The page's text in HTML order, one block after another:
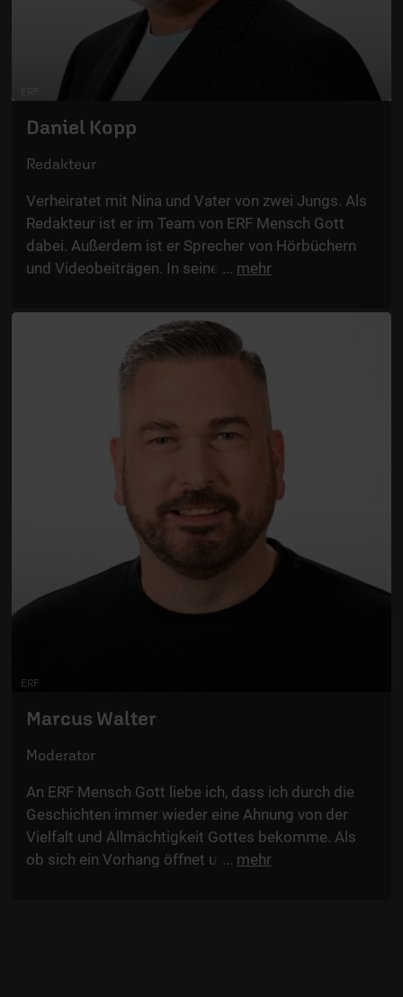
Daniel Kopp
Redakteur
Verheiratet mit Nina und Vater von zwei Jungs. Als
Redakteur ist er im Team von ERF Mensch Gott
dabei. Außerdem ist er Sprecher von Hörbüchern
und Videobeiträgen. In seiner Freizeit sucht er
... mehr
ERF
Marcus Walter
Moderator
An ERF Mensch Gott liebe ich, dass ich durch die
Geschichten immer wieder eine Ahnung von der
Vielfalt und Allmächtigkeit Gottes bekomme. Als
ob sich ein Vorhang öffnet und ein Lichtstrahl aus
... mehr